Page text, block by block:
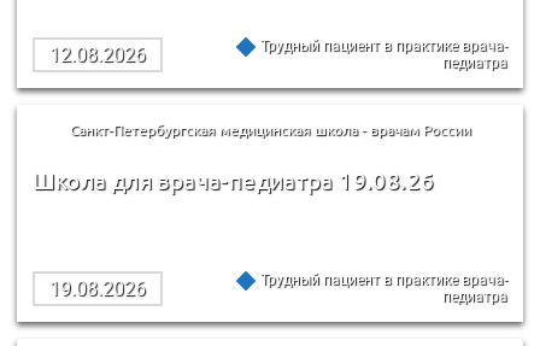
12.08.2026
Трудный пациент в практике врача-
педиатра
Санкт-Петербургская медицинская школа - врачам России
Школа для врача-педиатра 19.08.26
19.08.2026
Трудный пациент в практике врача-
педиатра